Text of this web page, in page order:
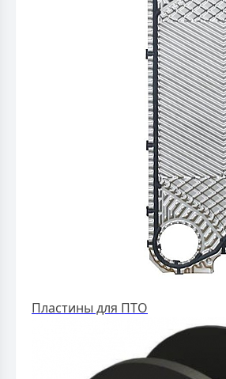
Пластины для ПТО